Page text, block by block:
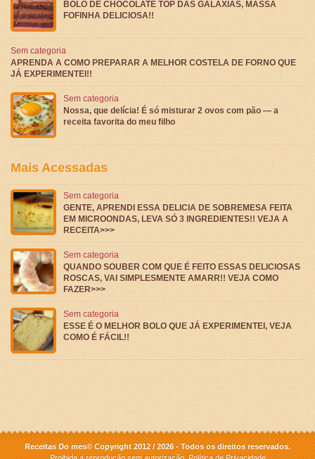
BOLO DE CHOCOLATE TOP DAS GALAXIAS, MASSA
FOFINHA DELICIOSA!!
Sem categoria
APRENDA A COMO PREPARAR A MELHOR COSTELA DE FORNO QUE
JÁ EXPERIMENTEI!!
Sem categoria
Nossa, que delícia! É só misturar 2 ovos com pão — a
receita favorita do meu filho
Mais Acessadas
Sem categoria
GENTE, APRENDI ESSA DELICIA DE SOBREMESA FEITA
EM MICROONDAS, LEVA SÓ 3 INGREDIENTES!! VEJA A
RECEITA>>>
Sem categoria
QUANDO SOUBER COM QUE É FEITO ESSAS DELICIOSAS
ROSCAS, VAI SIMPLESMENTE AMARR!! VEJA COMO
FAZER>>>
Sem categoria
ESSE É O MELHOR BOLO QUE JÁ EXPERIMENTEI, VEJA
COMO É FÁCIL!!
Receitas Do mes© Copyright 2012 / 2026 - Todos os direitos reservados.
Proibida a reprodução sem autorização. Política de Privacidade